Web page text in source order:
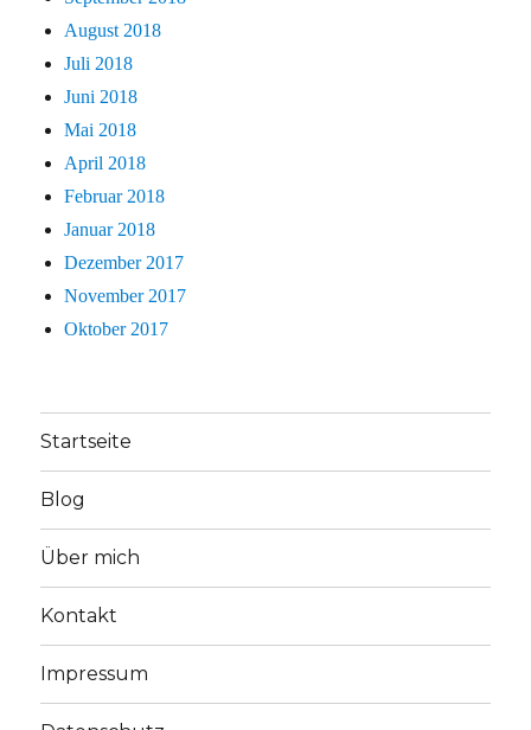
August 2018
Juli 2018
Juni 2018
Mai 2018
April 2018
Februar 2018
Januar 2018
Dezember 2017
November 2017
Oktober 2017
Startseite
Blog
Über mich
Kontakt
Impressum